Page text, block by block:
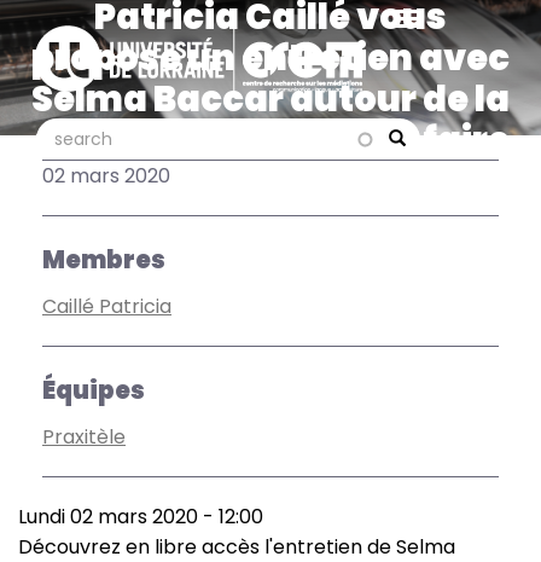
Aller
au
contenu
principal
Search
search search
Patricia Caillé vous
propose un entretien avec
Selma Baccar autour de la
question « Comment faire
vivre une équipe sur un
tournage ? »
02 mars 2020
Membres
Caillé Patricia
Équipes
Praxitèle
Lundi 02 mars 2020 - 12:00
Découvrez en libre accès l'entretien de Selma